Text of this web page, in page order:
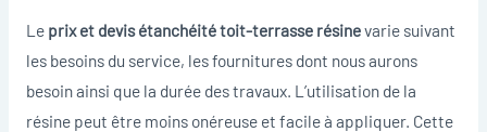
Le prix et devis étanchéité toit-terrasse résinevarie suivant
les besoins du service, les fournitures dont nous aurons
besoin ainsi que la durée des travaux. L’utilisation de la
résine peut être moins onéreuse et facile à appliquer. Cette